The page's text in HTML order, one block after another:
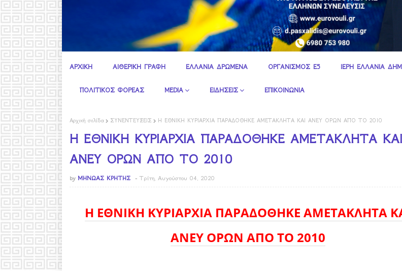
ΑΡΧΙΚΗ ΑΙΘΕΡΙΚΗ ΓΡΑΦΗ ΕΛΛΑΝΙΑ ΔΡΩΜΕΝΑ ΟΡΓΑΝΙΣΜΟΣ Ε5 ΙΕΡΗ ΕΛΛΑΝΙΑ
ΠΟΛΙΤΙΚΟΣ ΦΟΡΕΑΣ MEDIA ΕΙΔΗΣΕΙΣ ΕΠΙΚΟΙΝΩΝΙΑ
Αρχική σελίδα ΣΥΝΕΝΤΕΥΞΕΙΣ Η ΕΘΝΙΚΗ ΚΥΡΙΑΡΧΙΑ ΠΑΡΑΔΟΘΗΚΕ ΑΜΕΤΑΚΛΗΤΑ ΚΑΙ ΑΝΕΥ ΟΡΩΝ ΑΠΟ ΤΟ 2010
Η ΕΘΝΙΚΗ ΚΥΡΙΑΡΧΙΑ ΠΑΡΑΔΟΘΗΚΕ ΑΜΕΤΑΚΛΗΤΑ ΚΑΙ
ΑΝΕΥ ΟΡΩΝ ΑΠΟ ΤΟ 2010
by ΜΗΝΩΑΣ ΚΡΗΤΗΣ Τρίτη, Αυγούστου 04, 2020
Η ΕΘΝΙΚΗ ΚΥΡΙΑΡΧΙΑ ΠΑΡΑΔΟΘΗΚΕ ΑΜΕΤΑΚΛΗΤΑ
ΑΝΕΥ ΟΡΩΝ ΑΠΟ ΤΟ 2010